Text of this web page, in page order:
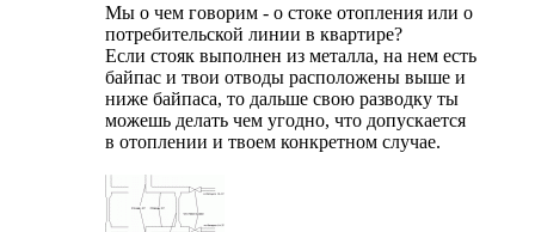
Мы о чем говорим - о стоке отопления или о
потребительской линии в квартире?
Если стояк выполнен из металла, на нем есть
байпас и твои отводы расположены выше и
ниже байпаса, то дальше свою разводку ты
можешь делать чем угодно, что допускается
в отоплении и твоем конкретном случае.